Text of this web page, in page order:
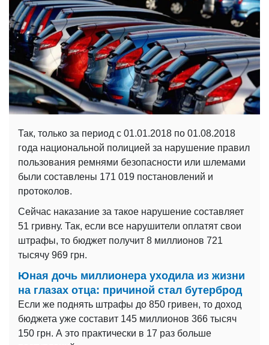
Так, только за период с 01.01.2018 по 01.08.2018
года национальной полицией за нарушение правил
пользования ремнями безопасности или шлемами
были составлены 171 019 постановлений и
протоколов.
Сейчас наказание за такое нарушение составляет
51 гривну. Так, если все нарушители оплатят свои
штрафы, то бюджет получит 8 миллионов 721
тысячу 969 грн.
Юная дочь миллионера уходила из жизни
на глазах отца: причиной стал бутерброд
Если же поднять штрафы до 850 гривен, то доход
бюджета уже составит 145 миллионов 366 тысяч
150 грн. А это практически в 17 раз больше